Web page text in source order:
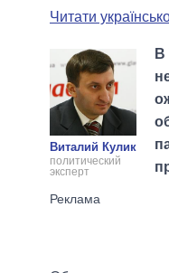
МЭРЫ
ВСЕ ПЕРСОНЫ
Читати
Виталий Кулик
политический
эксперт
В